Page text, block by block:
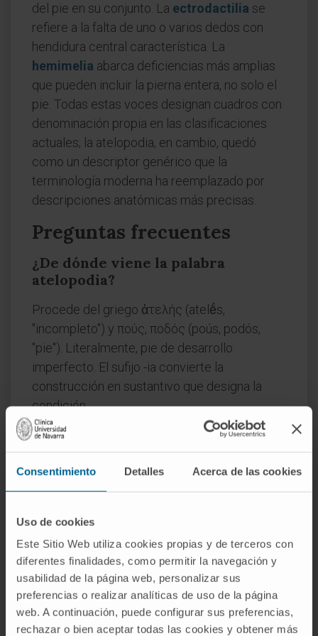
Consentimiento Detalles Acerca de las cookies
Uso de cookies
Este Sitio Web utiliza cookies propias y de terceros con
diferentes finalidades, como permitir la navegación y
usabilidad de la página web, personalizar sus
preferencias o realizar analíticas de uso de la página
web. A continuación, puede configurar sus preferencias,
rechazar o bien aceptar todas las cookies y obtener más
del pie en su conjunto. La ectrodactilia se
refiere a la falta de uno o varios dedos con
hendidura central característica. La
hemimelia abarca deficiencias más amplias
que pueden incluir la pierna entera, no solo el
pie. Todas estas voces designan cuadros con
denominación propia en las clasificaciones
actuales; la atelopodia, en cambio, quedó
como un descriptor genérico que la
terminología moderna ha reemplazado por
descripciones anatómicas más precisas.
Preguntas frecuentes
¿De dónde viene la palabra
atelopodia?
Procede del griego ἀτελής (atelḗs,
"incompleto") y πούς, ποδός (poús, podós,
"pie"). Literalmente, pie de desarrollo
imperfecto. El sufijo -ia convierte la
construcción en sustantivo que designa la
condición.
¿Es lo mismo atelopodia que
apodia?
extremos distintos dentro de un mismo
espectro malformativo.
¿Se utiliza todavía este término en
medicina?
En la práctica clínica, no. El Segen's Medical